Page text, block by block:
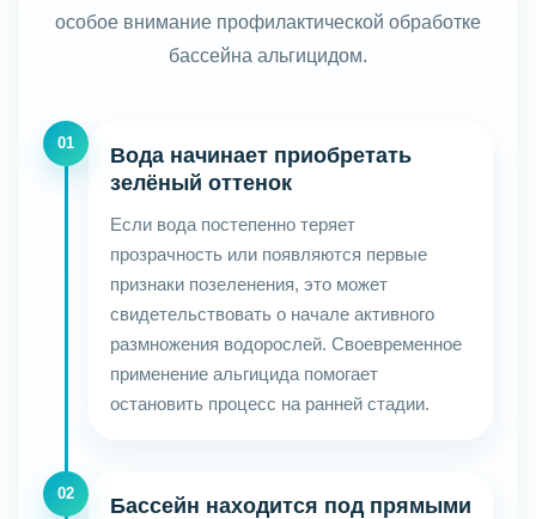
особое внимание профилактической обработке
бассейна альгицидом.
01
Вода начинает приобретать
зелёный оттенок
Если вода постепенно теряет
прозрачность или появляются первые
признаки позеленения, это может
свидетельствовать о начале активного
размножения водорослей. Своевременное
применение альгицида помогает
остановить процесс на ранней стадии.
02
Бассейн находится под прямыми